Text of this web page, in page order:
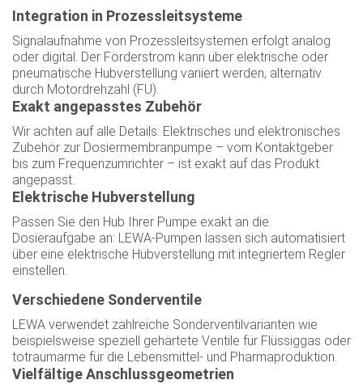
Integration in Prozessleitsysteme
Signalaufnahme von Prozessleitsystemen erfolgt analog
oder digital. Der Förderstrom kann über elektrische oder
pneumatische Hubverstellung variiert werden, alternativ
durch Motordrehzahl (FU).
Exakt angepasstes Zubehör
Wir achten auf alle Details: Elektrisches und elektronisches
Zubehör zur Dosiermembranpumpe – vom Kontaktgeber
bis zum Frequenzumrichter – ist exakt auf das Produkt
angepasst.
Elektrische Hubverstellung
Passen Sie den Hub Ihrer Pumpe exakt an die
Dosieraufgabe an: LEWA-Pumpen lassen sich automatisiert
über eine elektrische Hubverstellung mit integriertem Regler
einstellen.
Verschiedene Sonderventile
LEWA verwendet zahlreiche Sonderventilvarianten wie
beispielsweise speziell gehärtete Ventile für Flüssiggas oder
totraumarme für die Lebensmittel- und Pharmaproduktion.
Vielfältige Anschlussgeometrien